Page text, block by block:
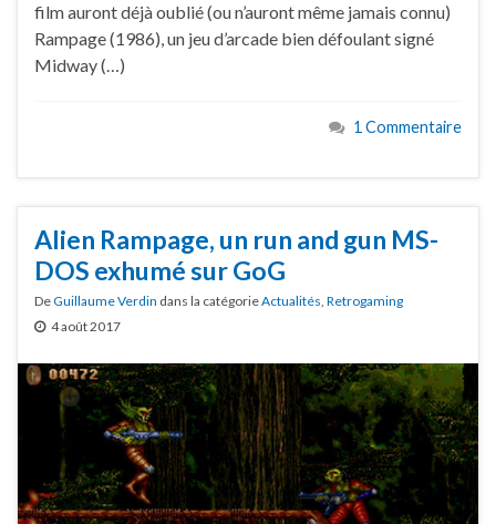
film auront déjà oublié (ou n’auront même jamais connu)
Rampage (1986), un jeu d’arcade bien défoulant signé
Midway (…)
1 Commentaire
Alien Rampage, un run and gun MS-
DOS exhumé sur GoG
DeGuillaume Verdin dans la catégorieActualités, Retrogaming
4 août 2017